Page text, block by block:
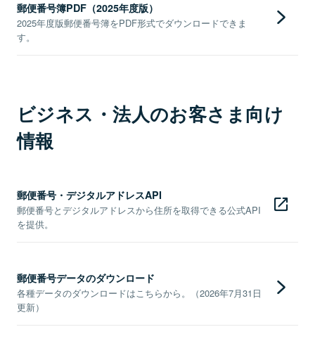
郵便番号簿PDF（2025年度版）
2025年度版郵便番号簿をPDF形式でダウンロードできま
す。
ビジネス・法人のお客さま向け
情報
郵便番号・デジタルアドレスAPI
郵便番号とデジタルアドレスから住所を取得できる公式API
を提供。
郵便番号データのダウンロード
各種データのダウンロードはこちらから。（2026年7月31日
更新）